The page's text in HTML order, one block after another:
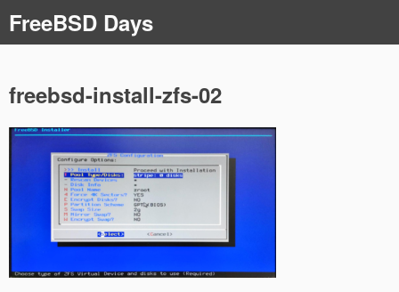
ン
テ
ツ
へ
ス
FreeBSD Days
freebsd-install-zfs-02